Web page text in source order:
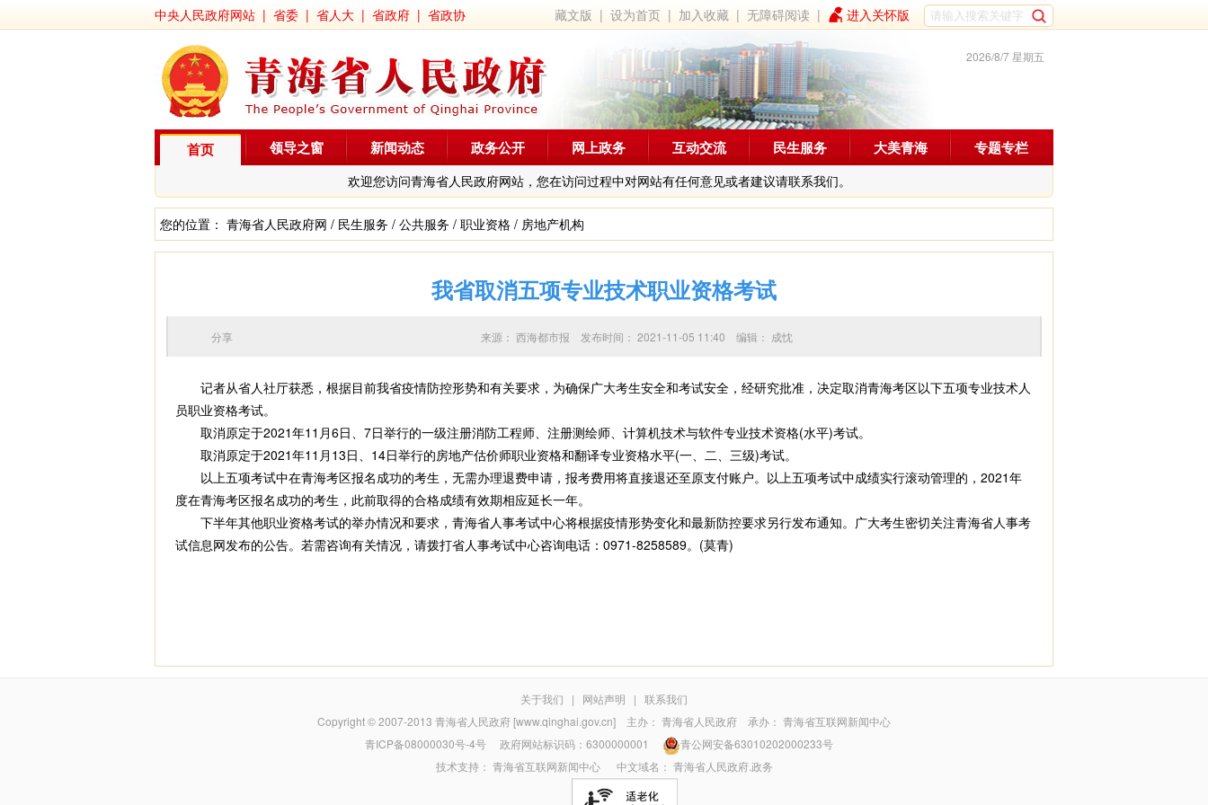
中央人民政府网站 | 省委 | 省人大 | 省政府 | 省政协 藏文版 |设为首页 | 加入收藏 |无障碍阅读 | 进入关怀版
2026/8/7 星期五
首页
欢迎您访问青海省人民政府网站，您在访问过程中对网站有任何意见或者建议请联系我们。
领导之窗 新闻动态 政务公开 网上政务 互动交流 民生服务 大美青海 专题专栏
您的位置： 青海省人民政府网 / 民生服务 / 公共服务 / 职业资格 / 房地产机构
我省取消五项专业技术职业资格考试
来源： 西海都市报 发布时间： 2021-11-05 11:40 编辑： 成忱
分享
记者从省人社厅获悉，根据目前我省疫情防控形势和有关要求，为确保广大考生安全和考试安全，经研究批准，决定取消青海考区以下五项专业技术人
员职业资格考试。
取消原定于2021年11月6日、7日举行的一级注册消防工程师、注册测绘师、计算机技术与软件专业技术资格(水平)考试。
取消原定于2021年11月13日、14日举行的房地产估价师职业资格和翻译专业资格水平(一、二、三级)考试。
以上五项考试中在青海考区报名成功的考生，无需办理退费申请，报考费用将直接退还至原支付账户。以上五项考试中成绩实行滚动管理的，2021年
度在青海考区报名成功的考生，此前取得的合格成绩有效期相应延长一年。
下半年其他职业资格考试的举办情况和要求，青海省人事考试中心将根据疫情形势变化和最新防控要求另行发布通知。广大考生密切关注青海省人事考
试信息网发布的公告。若需咨询有关情况，请拨打省人事考试中心咨询电话：0971-8258589。(莫青)
关于我们 | 网站声明 | 联系我们
Copyright © 2007-2013 青海省人民政府 [www.qinghai.gov.cn] 主办： 青海省人民政府 承办： 青海省互联网新闻中心
青ICP备08000030号-4号政府网站标识码：6300000001
青公网安备63010202000233号
技术支持： 青海省互联网新闻中心中文域名： 青海省人民政府.政务